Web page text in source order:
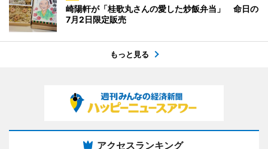
崎陽軒が「桂歌丸さんの愛した炒飯弁当」 命日の
7月2日限定販売
もっと見る
アクセスランキング